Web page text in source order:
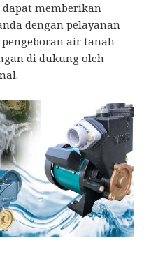
memberikan
dengan pelayanan
air tanah
di dukung oleh